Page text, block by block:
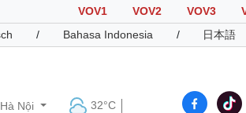
VOV1 VOV2 VOV3
/ Bahasa Indonesia / 日本語
Hà Nội 32°C